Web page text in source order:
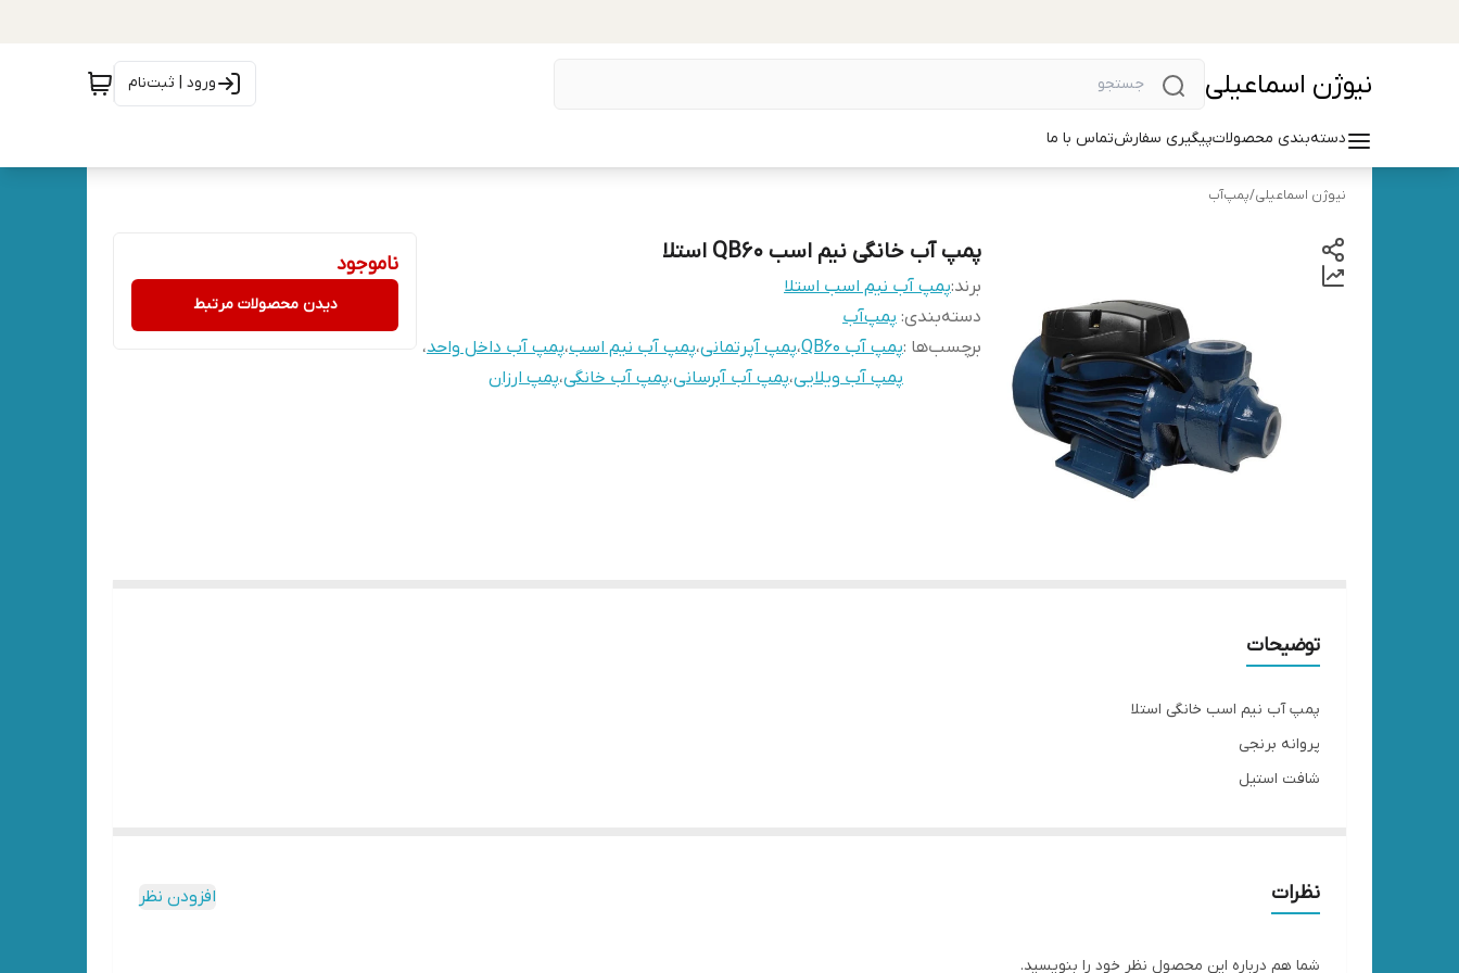
نیوژن اسماعیلی ورود | ثبت‌نام
دسته‌بندی محصولاتپیگیری سفارشتماس با ما
نیوژن اسماعیلی/پمپ‌آب
پمپ آب خانگی نیم اسب QB60 استلا
برند:پمپ آب نیم اسب استلا
دسته‌بندی: پمپ‌آب
برچسب‌ها :پمپ آب QB60 ،پمپ آپرتمانی،پمپ آب نیم اسب،پمپ آب داخل واحد،
پمپ آب ویلایی،پمپ آب آبرسانی،پمپ آب خانگی،پمپ ارزان
ناموجود
دیدن محصولات مرتبط
توضیحات
پمپ آب نیم اسب خانگی استلا
پروانه برنجی
شافت استیل
نظرات افزودن نظر
شما هم درباره این محصول نظر خود را بنویسید.